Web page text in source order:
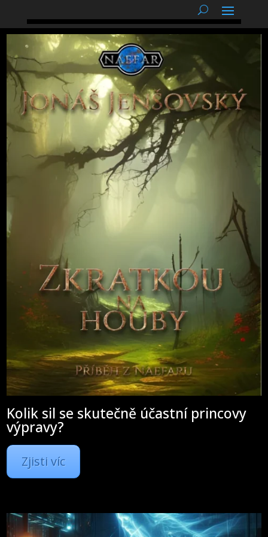
Kolik sil se skutečně účastní princovy
výpravy?
Zjisti víc